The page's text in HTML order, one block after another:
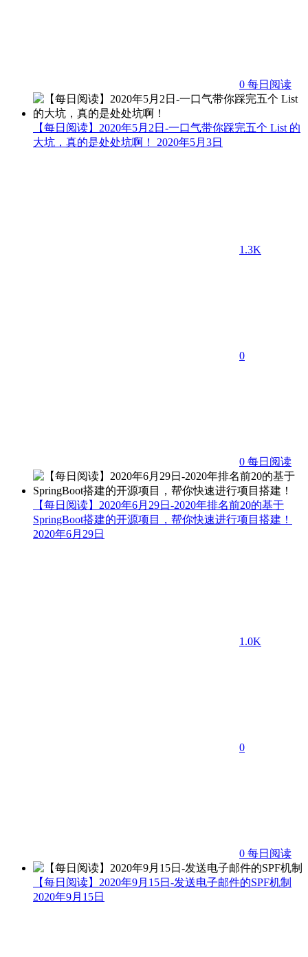
0 每日阅读
【每日阅读】2020年5月2日-一口气带你踩完五个 List 的
大坑，真的是处处坑啊！ 2020年5月3日
1.3K
0
0 每日阅读
【每日阅读】2020年6月29日-2020年排名前20的基于
SpringBoot搭建的开源项目，帮你快速进行项目搭建！
2020年6月29日
1.0K
0
0 每日阅读
【每日阅读】2020年9月15日-发送电子邮件的SPF机制
2020年9月15日